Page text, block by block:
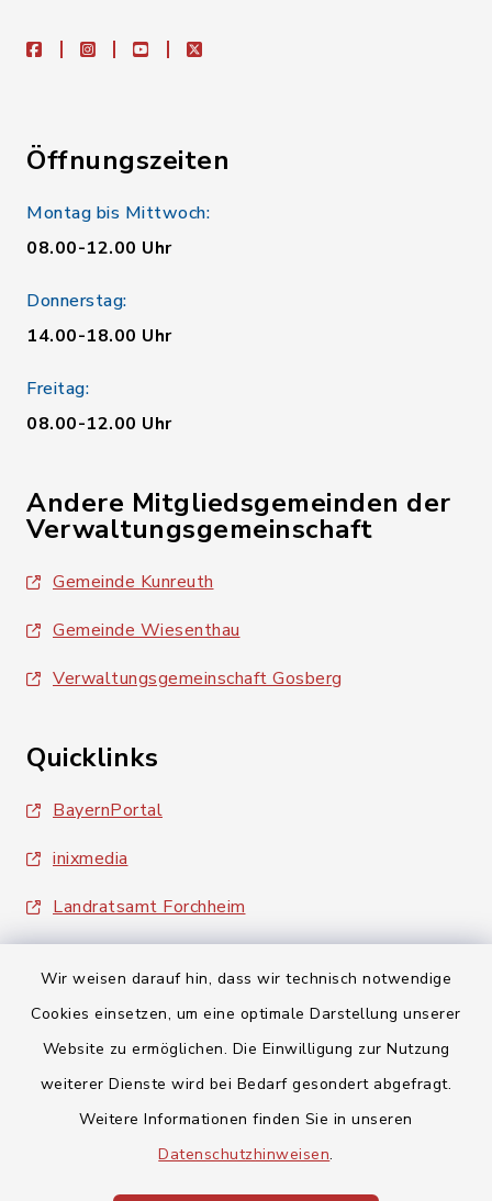
Wir weisen darauf hin, dass wir technisch notwendige
Cookies einsetzen, um eine optimale Darstellung unserer
Website zu ermöglichen. Die Einwilligung zur Nutzung
weiterer Dienste wird bei Bedarf gesondert abgefragt.
Weitere Informationen finden Sie in unseren
Datenschutzhinweisen.
facebookinstagramyoutubeX
Öffnungszeiten
Montag bis Mittwoch:
08.00-12.00 Uhr
Donnerstag:
14.00-18.00 Uhr
Freitag:
08.00-12.00 Uhr
Andere Mitgliedsgemeinden der
Verwaltungsgemeinschaft
Gemeinde Kunreuth
Gemeinde Wiesenthau
Verwaltungsgemeinschaft Gosberg
Quicklinks
BayernPortal
inixmedia
Landratsamt Forchheim
Barrierefreiheit